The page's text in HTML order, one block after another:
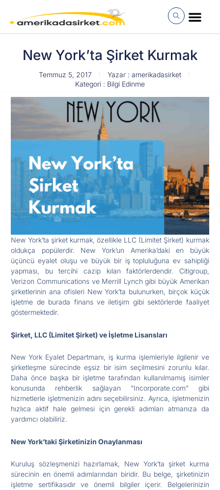
atla
New York’ta Şirket Kurmak
Temmuz 5, 2017 Yazar : amerikadasirket
Kategori : Bilgi Edinme
New York’ta şirket kurmak, özellikle LLC (Limitet Şirket) kurmak
oldukça popülerdir. New York’un Amerika’daki en büyük
üçüncü eyalet oluşu ve büyük bir iş topluluğuna ev sahipliği
yapması, bu tercihi cazip kılan faktörlerdendir. Citigroup,
Verizon Communications ve Merrill Lynch gibi büyük Amerikan
şirketlerinin ana ofisleri New York’ta bulunurken, birçok küçük
işletme de burada finans ve iletişim gibi sektörlerde faaliyet
göstermektedir.
Şirket, LLC (Limitet Şirket) ve İşletme Lisansları
New York Eyalet Departmanı, iş kurma işlemleriyle ilgilenir ve
şirketleşme sürecinde eşsiz bir isim seçilmesini zorunlu kılar.
Daha önce başka bir işletme tarafından kullanılmamış isimler
konusunda rehberlik sağlayan “Incorporate.com” gibi
hizmetlerle işletmenizin adını seçebilirsiniz. Ayrıca, işletmenizin
hızlıca aktif hale gelmesi için gerekli adımları atmanıza da
yardımcı olabiliriz.
New York’taki Şirketinizin Onaylanması
Kuruluş sözleşmenizi hazırlamak, New York’ta şirket kurma
sürecinin en önemli adımlarından biridir. Bu belge, şirketinizin
işletme sertifikasıdır ve önemli bilgiler içerir. Belgelerinizin